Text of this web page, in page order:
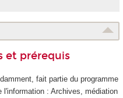
et prérequis
fait partie du programme
: Archives, médiation